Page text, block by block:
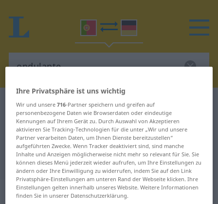
Portugiesisch-Deutsch Wörterbuch
Portugiesisch-Deutsch
Übersetzung für "ondulante"
"ondulante" Deutsch Übersetzung
„ondulante“
Ihre Privatsphäre ist uns wichtig
Wir und unsere716-Partner speichern und greifen auf
personenbezogene Daten wie Browserdaten oder eindeutige
Kennungen auf Ihrem Gerät zu. Durch Auswahl von Akzeptieren
aktivieren Sie Tracking-Technologien für die unter „Wir und unsere
Partner verarbeiten Daten, um Ihnen Dienste bereitzustellen“
aufgeführten Zwecke. Wenn Tracker deaktiviert sind, sind manche
Inhalte und Anzeigen möglicherweise nicht mehr so relevant für Sie. Sie
können dieses Menü jederzeit wieder aufrufen, um Ihre Einstellungen zu
ändern oder Ihre Einwilligung zu widerrufen, indem Sie auf den Link
Privatsphäre-Einstellungen am unteren Rand der Webseite klicken. Ihre
Einstellungen gelten innerhalb unseres Website. Weitere Informationen
finden Sie in unserer Datenschutzerklärung.